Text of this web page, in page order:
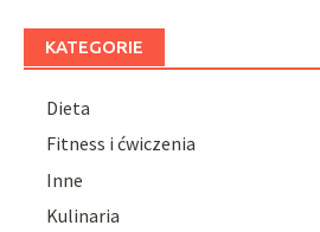
KATEGORIE
Dieta
Fitness i ćwiczenia
Inne
Kulinaria